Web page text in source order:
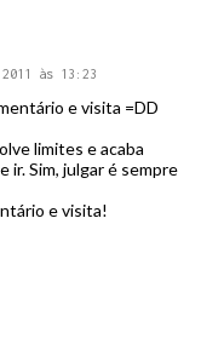
às 13:23
e visita =DD
limites e acaba
ir. Sim, julgar é sempre
e visita!